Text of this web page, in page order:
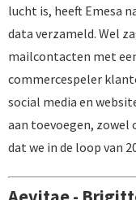
lucht is, heeft Emesa
data verzameld. Wel
mailcontacten met
commercespeler
social media en
aan toevoegen, zowel
dat we in de loop van